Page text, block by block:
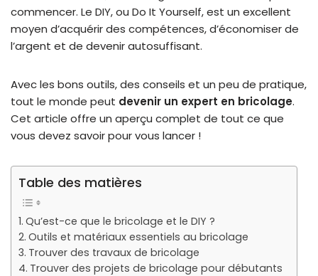
commencer. Le DIY, ou Do It Yourself, est un excellent
moyen d’acquérir des compétences, d’économiser de
l’argent et de devenir autosuffisant.
Avec les bons outils, des conseils et un peu de pratique,
tout le monde peut devenir un expert en bricolage.
Cet article offre un aperçu complet de tout ce que
vous devez savoir pour vous lancer !
Table des matières
Qu’est-ce que le bricolage et le DIY ?
Outils et matériaux essentiels au bricolage
Trouver des travaux de bricolage
Trouver des projets de bricolage pour débutants